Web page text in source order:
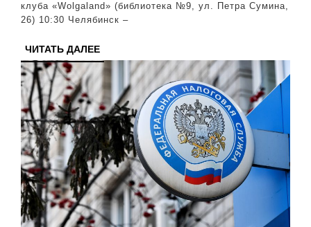
клуба «Wolgaland» (библиотека №9, ул. Петра Сумина,
26) 10:30 Челябинск –
ЧИТАТЬ ДАЛЕЕЧИТАТЬ
ДАЛЕЕ